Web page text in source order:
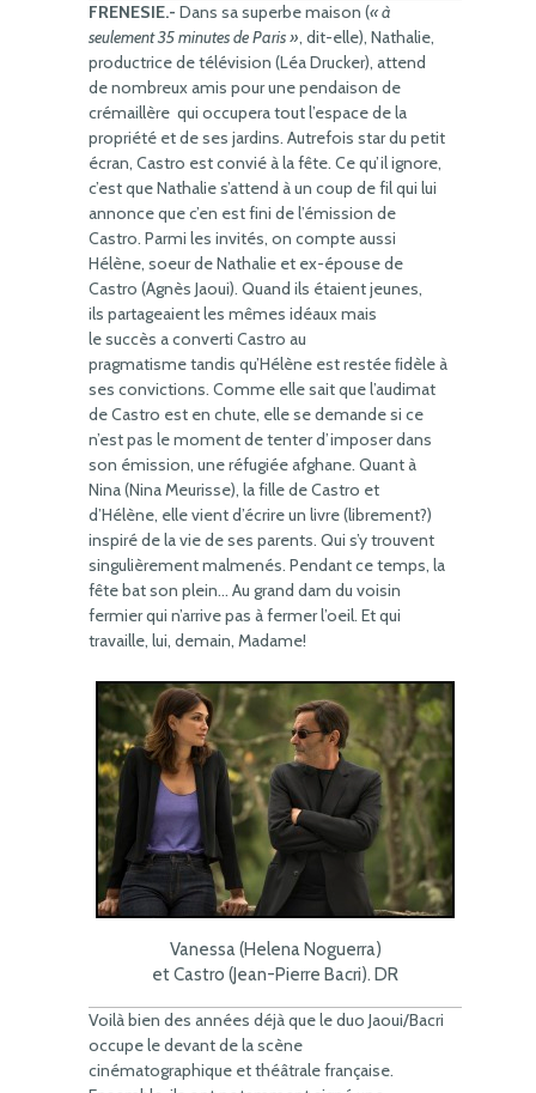
FRENESIE.- Dans sa superbe maison (« à
seulement 35 minutes de Paris », dit-elle), Nathalie,
productrice de télévision (Léa Drucker), attend
de nombreux amis pour une pendaison de
crémaillère qui occupera tout l’espace de la
propriété et de ses jardins. Autrefois star du petit
écran, Castro est convié à la fête. Ce qu’il ignore,
c’est que Nathalie s’attend à un coup de fil qui lui
annonce que c’en est fini de l’émission de
Castro. Parmi les invités, on compte aussi
Hélène, soeur de Nathalie et ex-épouse de
Castro (Agnès Jaoui). Quand ils étaient jeunes,
ils partageaient les mêmes idéaux mais
le succès a converti Castro au
pragmatisme tandis qu’Hélène est restée ﬁdèle à
ses convictions. Comme elle sait que l’audimat
de Castro est en chute, elle se demande si ce
n’est pas le moment de tenter d’imposer dans
son émission, une réfugiée afghane. Quant à
Nina (Nina Meurisse), la fille de Castro et
d’Hélène, elle vient d’écrire un livre (librement?)
inspiré de la vie de ses parents. Qui s’y trouvent
singulièrement malmenés. Pendant ce temps, la
fête bat son plein… Au grand dam du voisin
fermier qui n’arrive pas à fermer l’oeil. Et qui
travaille, lui, demain, Madame!
Vanessa (Helena Noguerra)
et Castro (Jean-Pierre Bacri). DR
Voilà bien des années déjà que le duo Jaoui/Bacri
occupe le devant de la scène
cinématographique et théâtrale française.